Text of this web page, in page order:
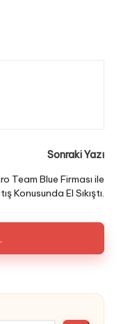
Sonraki Yazı
Team Blue Firması ile
Konusunda El Sıkıştı.